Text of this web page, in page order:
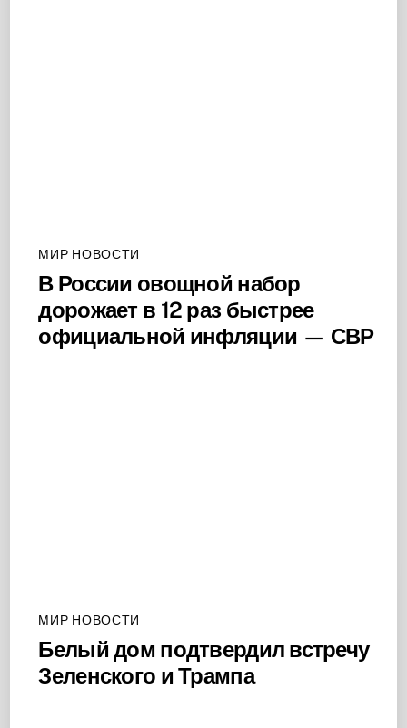
МИР НОВОСТИ
В России овощной набор
дорожает в 12 раз быстрее
официальной инфляции — СВР
МИР НОВОСТИ
Белый дом подтвердил встречу
Зеленского и Трампа